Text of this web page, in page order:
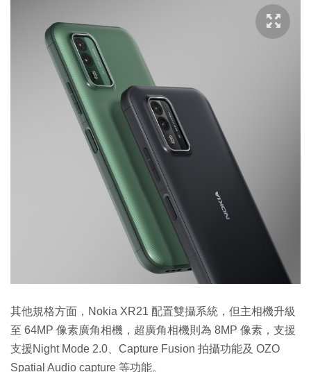
其他規格方面，Nokia XR21 配置雙攝系統，但主相機升級
至 64MP 像素廣角相機，超廣角相機則為 8MP 像素，支援
支援Night Mode 2.0、Capture Fusion 拍攝功能及 OZO
Spatial Audio capture 等功能。